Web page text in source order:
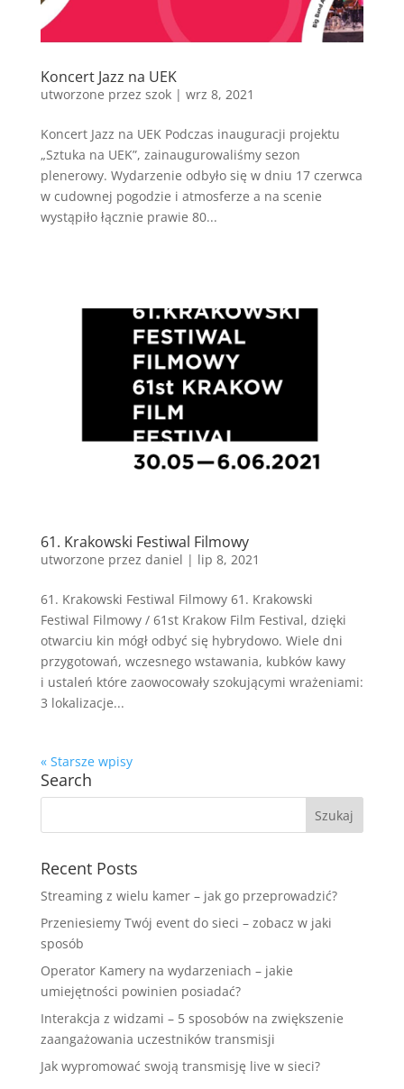
Koncert Jazz na UEK
utworzone przez szok| wrz 8, 2021
Koncert Jazz na UEK Podczas inauguracji projektu
„Sztuka na UEK”, zainaugurowaliśmy sezon
plenerowy. Wydarzenie odbyło się w dniu 17 czerwca
w cudownej pogodzie i atmosferze a na scenie
wystąpiło łącznie prawie 80...
61. Krakowski Festiwal Filmowy
utworzone przez daniel | lip 8, 2021
61. Krakowski Festiwal Filmowy 61. Krakowski
Festiwal Filmowy / 61st Krakow Film Festival, dzięki
otwarciu kin mógł odbyć się hybrydowo. Wiele dni
przygotowań, wczesnego wstawania, kubków kawy
i ustaleń które zaowocowały szokującymi wrażeniami:
3 lokalizacje...
« Starsze wpisy
Search
Recent Posts
Streaming z wielu kamer – jak go przeprowadzić?
Przeniesiemy Twój event do sieci – zobacz w jaki
sposób
Operator Kamery na wydarzeniach – jakie
umiejętności powinien posiadać?
Interakcja z widzami – 5 sposobów na zwiększenie
zaangażowania uczestników transmisji
Jak wypromować swoją transmisję live w sieci?